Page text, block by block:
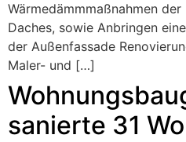
Wärmedämmmaßnahmen
Daches, sowie Anbringen
der Außenfassade
Maler- und […]
sanierte 31